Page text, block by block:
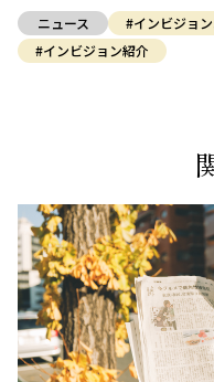
ニュース #インビジョ
#インビジョン紹介